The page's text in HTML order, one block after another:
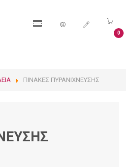
0
ΠΊΝΑΚΕΣ ΠΥΡΑΝΊΧΝΕΥΣΗΣ